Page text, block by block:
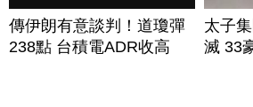
傳伊朗有意談判！道瓊彈
238點 台積電ADR收高
太子
滅 33